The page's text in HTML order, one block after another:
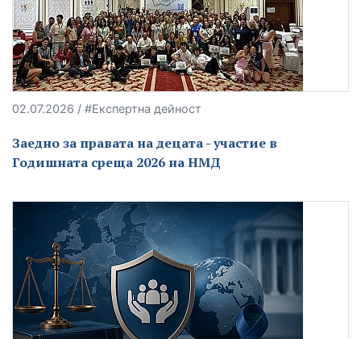
02.07.2026 / #Експертна дейност
Заедно за правата на децата - участие в
Годишната среща 2026 на НМД